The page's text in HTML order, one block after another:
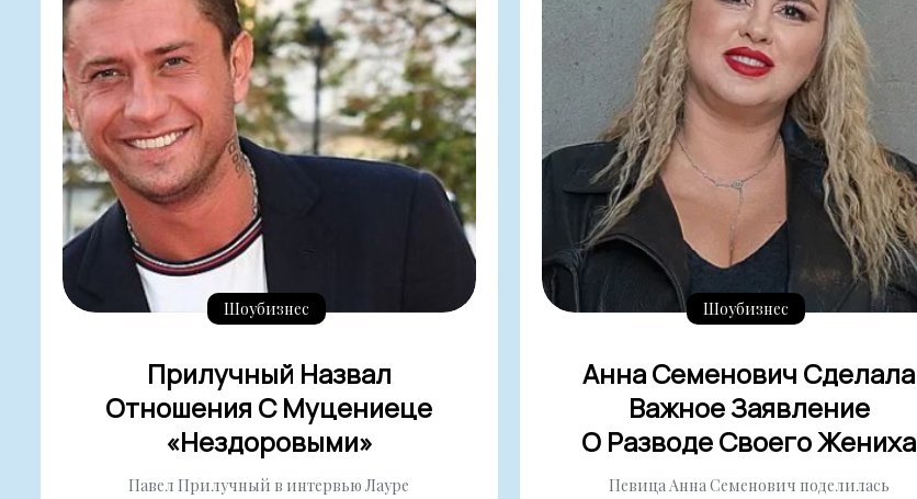
Шоубизнес
Прилучный Назвал
Отношения С Муцениеце
«нездоровыми»
Павел Прилучный в интервью Лауре
Шоубизнес
Анна Семенович Сделала
Важное Заявление
О Разводе Своего Жениха
Певица Анна Семенович поделилась